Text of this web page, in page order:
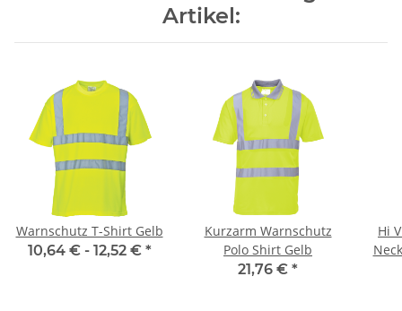
Artikel:
Warnschutz T-Shirt Gelb
10,64 € - 12,52 € *
Kurzarm Warnschutz
Polo Shirt Gelb
21,76 € *
Hi